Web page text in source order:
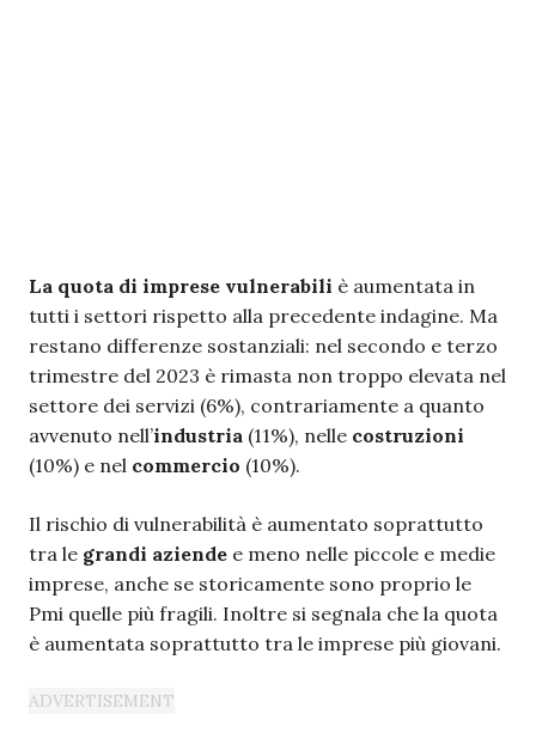
La quota di imprese vulnerabili è aumentata in
tutti i settori rispetto alla precedente indagine. Ma
restano differenze sostanziali: nel secondo e terzo
trimestre del 2023 è rimasta non troppo elevata nel
settore dei servizi (6%), contrariamente a quanto
avvenuto nell’industria (11%), nelle costruzioni
(10%) e nel commercio (10%).
Il rischio di vulnerabilità è aumentato soprattutto
tra le grandi aziende e meno nelle piccole e medie
imprese, anche se storicamente sono proprio le
Pmi quelle più fragili. Inoltre si segnala che la quota
è aumentata soprattutto tra le imprese più giovani.